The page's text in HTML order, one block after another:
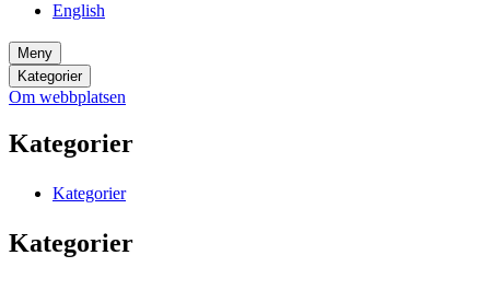
English
Meny
Kategorier
Om webbplatsen
Kategorier
Kategorier
Kategorier